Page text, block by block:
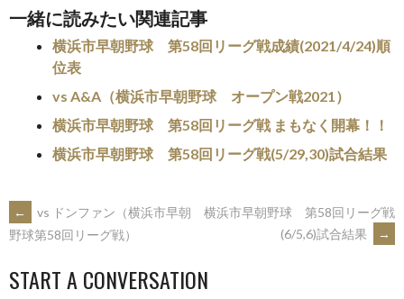
し
て
Twitter
共
(新
い
ン
で
す
る
に
は
ク
し
て
く
だ
い
(新
ン
ウ
ま
す)
一緒に読みたい関連記事
横浜市早朝野球 第58回リーグ戦成績(2021/4/24)順
位表
vs A&A（横浜市早朝野球 オープン戦2021）
横浜市早朝野球 第58回リーグ戦 まもなく開幕！！
横浜市早朝野球 第58回リーグ戦(5/29,30)試合結果
POST
NAVIGATION
←
vs ドンファン（横浜市早朝
野球第58回リーグ戦）
横浜市早朝野球 第58回リーグ戦
(6/5,6)試合結果
→
START A CONVERSATION